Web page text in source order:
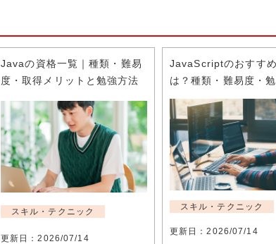
Javaの資格一覧｜種類・難易
度・取得メリットと勉強方法
スキル・テクニック
更新日：2026/07/14
JavaScriptのおすす
は？種類・難易度・
スキル・テクニック
更新日：2026/07/14